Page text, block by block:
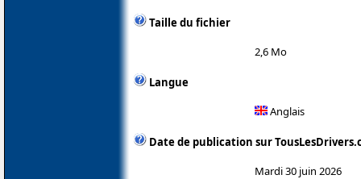
Taille du fichier
2,6 Mo
Langue
Anglais
Date de publication sur
Mardi 30 juin 2026